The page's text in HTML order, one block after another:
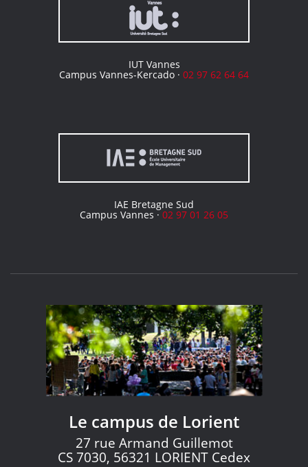
IUT Vannes
Campus Vannes-Kercado · 02 97 62 64 64
IAE Bretagne Sud
Campus Vannes ·02 97 01 26 05
Le campus de Lorient
27 rue Armand Guillemot
CS 7030, 56321 LORIENT Cedex